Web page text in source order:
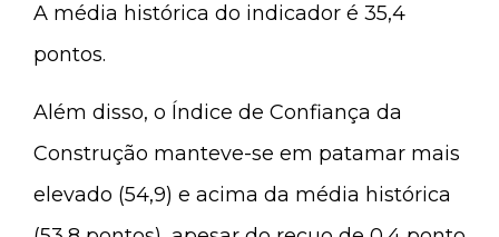
A média histórica do indicador é 35,4
pontos.
Além disso, o Índice de Confiança da
Construção manteve-se em patamar mais
elevado (54,9) e acima da média histórica